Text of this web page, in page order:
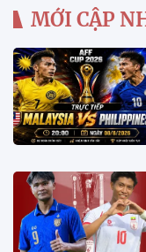
MỚI CẬP